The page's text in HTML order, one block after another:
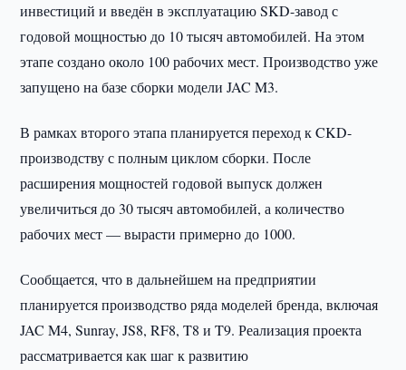
инвестиций и введён в эксплуатацию SKD-завод с
годовой мощностью до 10 тысяч автомобилей. На этом
этапе создано около 100 рабочих мест. Производство уже
запущено на базе сборки модели JAC M3.
В рамках второго этапа планируется переход к CKD-
производству с полным циклом сборки. После
расширения мощностей годовой выпуск должен
увеличиться до 30 тысяч автомобилей, а количество
рабочих мест — вырасти примерно до 1000.
Сообщается, что в дальнейшем на предприятии
планируется производство ряда моделей бренда, включая
JAC M4, Sunray, JS8, RF8, T8 и T9. Реализация проекта
рассматривается как шаг к развитию